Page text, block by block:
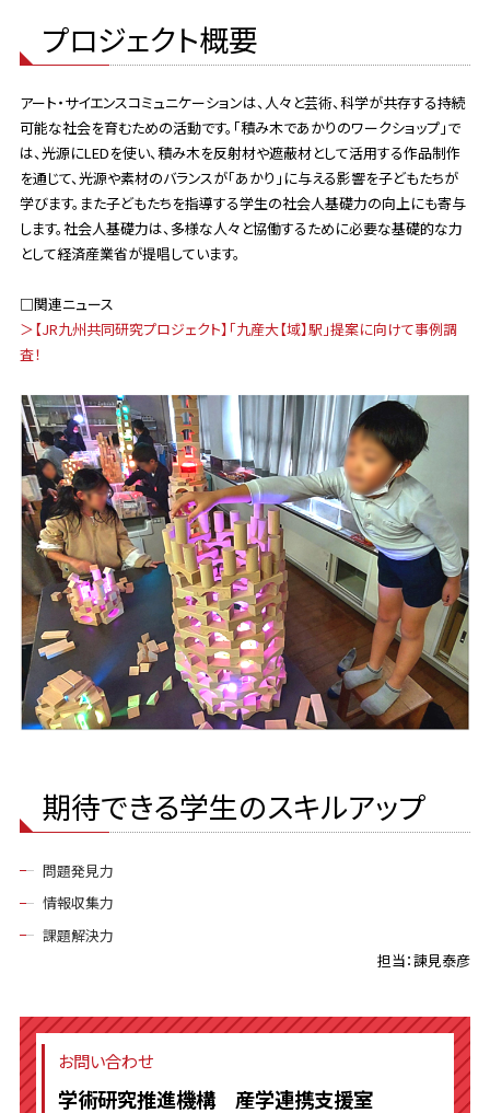
プロジェクト概要
アート・サイエンスコミュニケーションは、人々と芸術、科学が共存する持続
可能な社会を育むための活動です。「積み木であかりのワークショップ」で
は、光源にLEDを使い、積み木を反射材や遮蔽材として活用する作品制作
を通じて、光源や素材のバランスが「あかり」に与える影響を子どもたちが
学びます。また子どもたちを指導する学生の社会人基礎力の向上にも寄与
します。社会人基礎力は、多様な人々と協働するために必要な基礎的な力
として経済産業省が提唱しています。
□関連ニュース
＞【JR九州共同研究プロジェクト】「九産大【域】駅」提案に向けて事例調
査！
期待できる学生のスキルアップ
問題発見力
情報収集力
課題解決力
担当：諫見泰彦
お問い合わせ
学術研究推進機構 産学連携支援室